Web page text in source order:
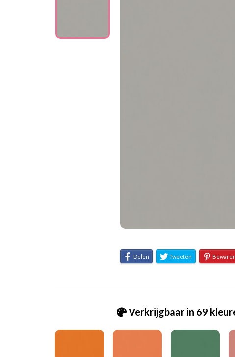
Delen Tweeten Bewaren
Verkrijgbaar in 69